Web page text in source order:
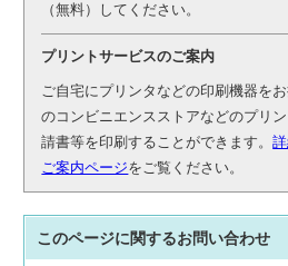
（無料）してください。
プリントサービスのご案内
ご自宅にプリンタなどの印刷機器を
のコンビニエンスストアなどのプリ
請書等を印刷することができます。
ご案内ページをご覧ください。
このページに関するお問い合わせ